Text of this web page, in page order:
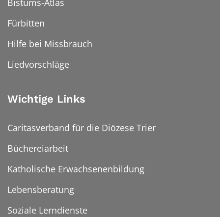
Bistums-Atlas
Fürbitten
Hilfe bei Missbrauch
Liedvorschläge
Wichtige Links
Caritasverband für die Diözese Trier
Büchereiarbeit
Katholische Erwachsenenbildung
Lebensberatung
Soziale Lerndienste